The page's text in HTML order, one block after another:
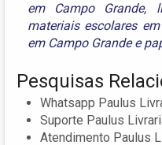
em Campo Grande,
materiais escolares
em Campo Grandee
Pesquisas
Whatsapp Paulus
Suporte Paulus
Atendimento Paulus